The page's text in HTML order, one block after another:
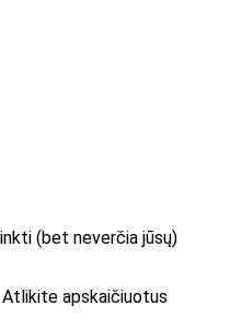
(bet neverčia jūsų)
Atlikite apskaičiuotus